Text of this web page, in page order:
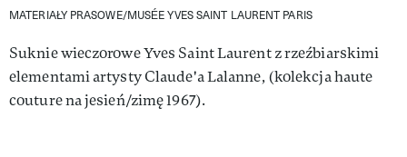
MATERIAŁY PRASOWE/MUSÉE YVES SAINT LAURENT PARIS
Suknie wieczorowe Yves Saint Laurent z rzeźbiarskimi
elementami artysty Claude'a Lalanne, (kolekcja haute
couture na jesień/zimę 1967).